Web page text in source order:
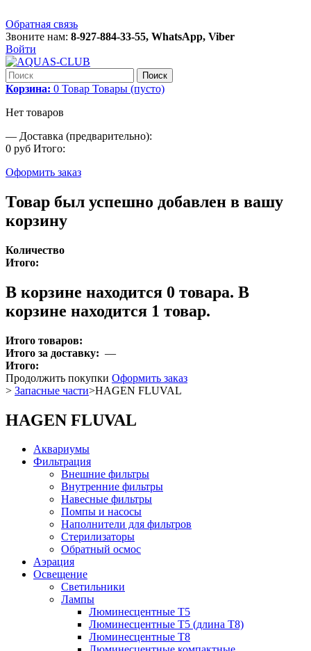
Обратная связь
Звоните нам: 8-927-884-33-55, WhatsApp, Viber
Войти
Поиск
Корзина: 0 Товар Товары (пусто)
Нет товаров
— Доставка (предварительно):
0 руб Итого:
Оформить заказ
Товар был успешно добавлен в вашу
корзину
Количество
Итого:
В корзине находится 0 товара. В
корзине находится 1 товар.
Итого товаров:
Итого за доставку: —
Итого:
Продолжить покупки Оформить заказ
> Запасные части>HAGEN FLUVAL
HAGEN FLUVAL
Аквариумы
Фильтрация
Внешние фильтры
Внутренние фильтры
Навесные фильтры
Помпы и насосы
Наполнители для фильтров
Стерилизаторы
Обратный осмос
Аэрация
Освещение
Светильники
Лампы
Люминесцентные T5
Люминесцентные T5 (длина T8)
Люминесцентные T8